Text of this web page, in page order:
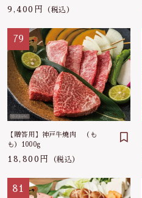
9,400円 （税込）
79
【贈答用】神戸牛焼肉 （も
も）1000g
18,800円 （税込）
81